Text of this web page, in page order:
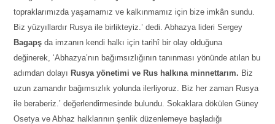
topraklarımızda yaşamamız ve kalkınmamız için bize imkân sundu.
Biz yüzyıllardır Rusya ile birlikteyiz.’ dedi. Abhazya lideri Sergey
Bagapşda imzanın kendi halkı için tarihî bir olay olduğuna
değinerek, ‘Abhazya’nın bağımsızlığının tanınması yönünde atılan bu
adımdan dolayı Rusya yönetimi ve Rus halkına minnettarım. Biz
uzun zamandır bağımsızlık yolunda ilerliyoruz. Biz her zaman Rusya
ile beraberiz.’ değerlendirmesinde bulundu. Sokaklara dökülen Güney
Osetya ve Abhaz halklarının şenlik düzenlemeye başladığı